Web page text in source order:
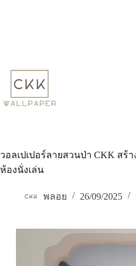
วอลเปเปอร์ลายสวนป่า CKK สร้
ห้องนั่งเล่น
พลอย 26/09/2025